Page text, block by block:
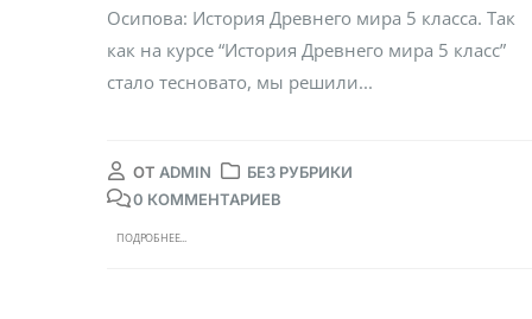
Осипова: История Древнего мира 5 класса. Так
как на курсе “История Древнего мира 5 класс”
стало тесновато, мы решили...
ОТ ADMIN
БЕЗ РУБРИКИ
0 КОММЕНТАРИЕВ
ПОДРОБНЕЕ...